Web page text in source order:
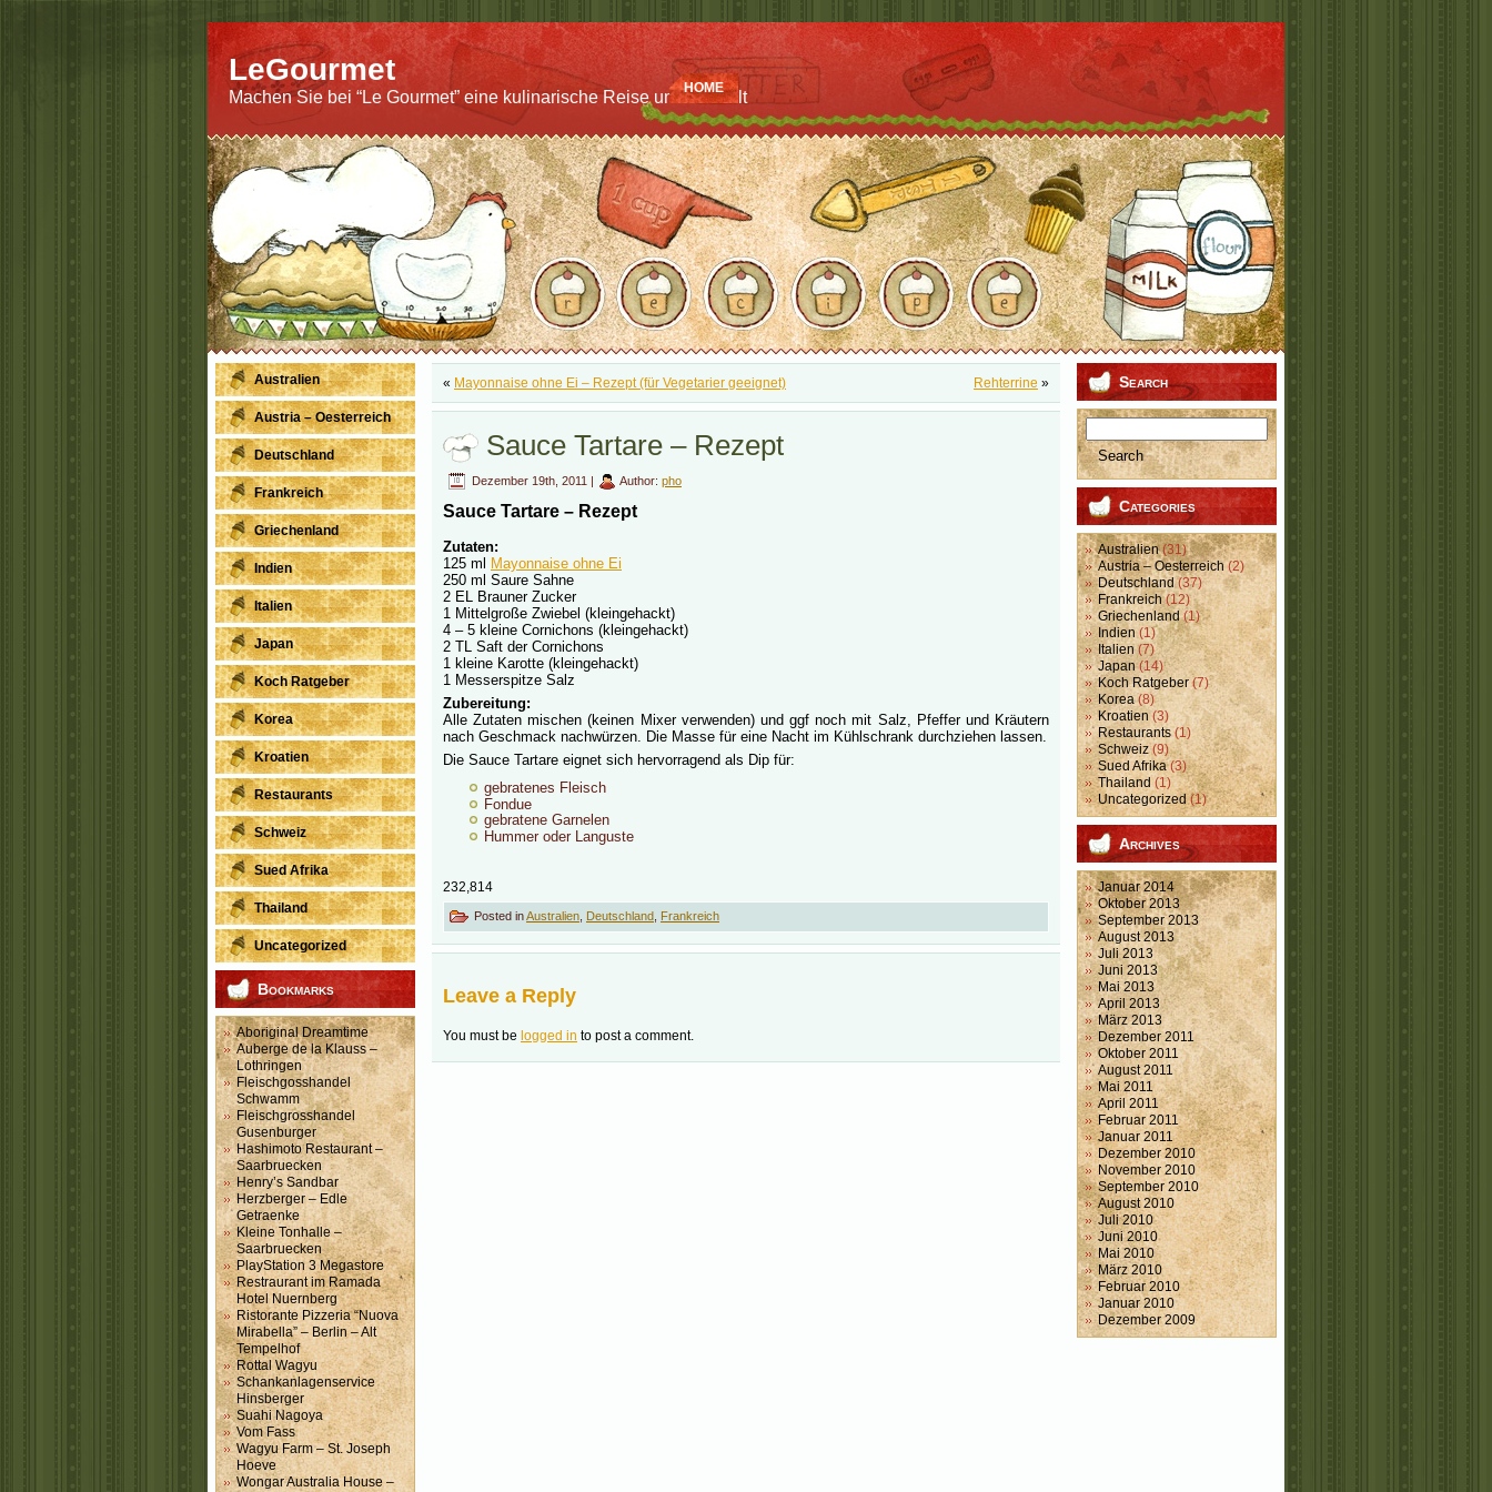
HOME
LeGourmet
Machen Sie bei “Le Gourmet” eine kulinarische Reise um die Welt
Australien
Austria – Oesterreich
Deutschland
Frankreich
Griechenland
Indien
Italien
Japan
Koch Ratgeber
Korea
Kroatien
Restaurants
Schweiz
Sued Afrika
Thailand
Uncategorized
Bookmarks
Aboriginal Dreamtime
Auberge de la Klauss –
Lothringen
Fleischgosshandel
Schwamm
Fleischgrosshandel
Gusenburger
Hashimoto Restaurant –
Saarbruecken
Henry’s Sandbar
Herzberger – Edle
Getraenke
Kleine Tonhalle –
Saarbruecken
PlayStation 3 Megastore
Restraurant im Ramada
Hotel Nuernberg
Ristorante Pizzeria “Nuova
Mirabella” – Berlin – Alt
Tempelhof
Rottal Wagyu
Schankanlagenservice
Hinsberger
Suahi Nagoya
Vom Fass
Wagyu Farm – St. Joseph
Hoeve
Wongar Australia House –
« Mayonnaise ohne Ei – Rezept (für Vegetarier geeignet) Rehterrine »
Sauce Tartare – Rezept
Dezember 19th, 2011 | Author: pho
Sauce Tartare – Rezept
Zutaten:
125 ml
Mayonnaise ohne Ei
250 ml Saure Sahne
2 EL Brauner Zucker
1 Mittelgroße Zwiebel (kleingehackt)
4 – 5 kleine Cornichons (kleingehackt)
2 TL Saft der Cornichons
1 kleine Karotte (kleingehackt)
1 Messerspitze Salz
Zubereitung:
Alle Zutaten mischen (keinen Mixer verwenden) und ggf noch mit Salz, Pfeffer und Kräutern
nach Geschmack nachwürzen. Die Masse für eine Nacht im Kühlschrank durchziehen lassen.
Die Sauce Tartare eignet sich hervorragend als Dip für:
gebratenes Fleisch
Fondue
gebratene Garnelen
Hummer oder Languste
232,814
Posted inAustralien Deutschland Frankreich
Leave a Reply
You must be logged in to post a comment.
Search
Categories
Australien(31)
Austria – Oesterreich (2)
Deutschland(37)
Frankreich(12)
Griechenland(1)
Indien(1)
Italien(7)
Japan(14)
Koch Ratgeber(7)
Korea(8)
Kroatien (3)
Restaurants(1)
Schweiz(9)
Sued Afrika(3)
Thailand (1)
Uncategorized (1)
Archives
Januar 2014
Oktober 2013
September 2013
August 2013
Juli 2013
Juni 2013
Mai 2013
April 2013
März 2013
Dezember 2011
Oktober 2011
August 2011
Mai 2011
April 2011
Februar 2011
Januar 2011
Dezember 2010
November 2010
September 2010
August 2010
Juli 2010
Juni 2010
Mai 2010
März 2010
Februar 2010
Januar 2010
Dezember 2009